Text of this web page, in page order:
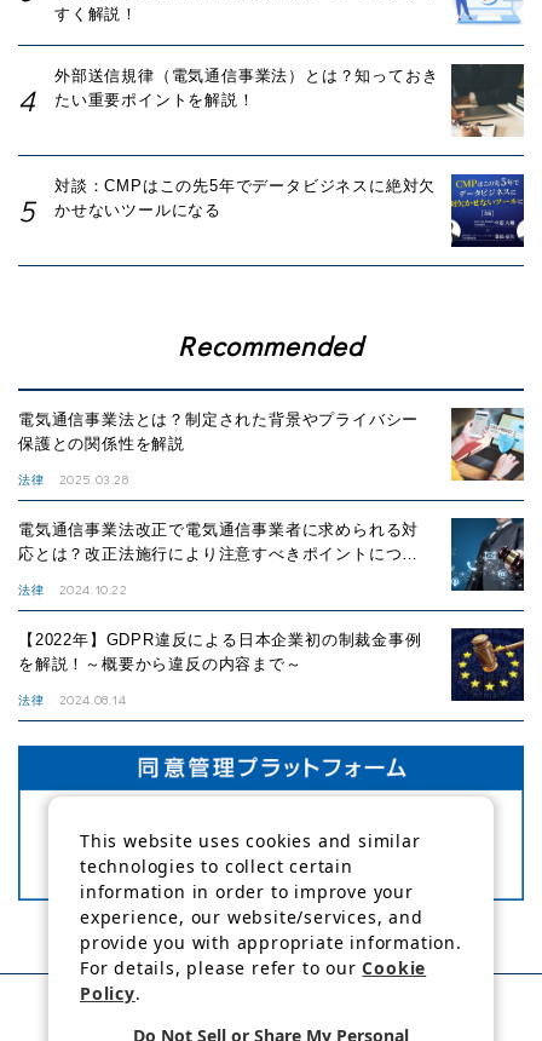
すく解説！
外部送信規律（電気通信事業法）とは？知っておき
たい重要ポイントを解説！
対談：CMPはこの先5年でデータビジネスに絶対欠
かせないツールになる
Recommended
電気通信事業法とは？制定された背景やプライバシー
保護との関係性を解説
法律 2025.03.28
電気通信事業法改正で電気通信事業者に求められる対
応とは？改正法施行により注意すべきポイントについ
法律 2024.10.22
【2022年】GDPR違反による日本企業初の制裁金事例
を解説！～概要から違反の内容まで～
法律 2024.08.14
This website uses cookies and similar
technologies to collect certain
information in order to improve your
experience, our website/services, and
provide you with appropriate information.
For details, please refer to ourCookie
Policy.
Do Not Sell or Share My Personal